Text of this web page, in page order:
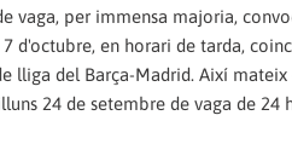
vaga, per immensa majoria,
d'octubre, en horari de tarda,
lliga del Barça-Madrid. Així mateix
24 de setembre de vaga de 24